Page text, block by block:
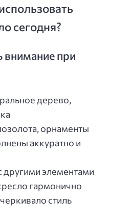
сегодня?
внимание при
дерево,
орнаменты
аккуратно и
другими элементами
гармонично
стиль